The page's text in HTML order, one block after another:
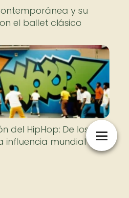
y su
el ballet clásico
del HipHop: De los
influencia mundial